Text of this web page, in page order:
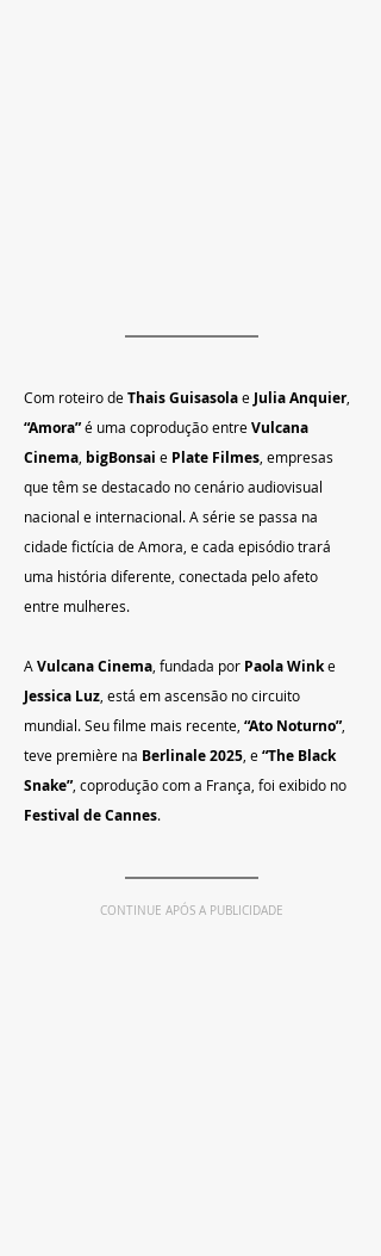
Com roteiro de Thais Guisasola e Julia Anquier,
“Amora” é uma coprodução entre Vulcana
Cinema bigBonsai e Plate Filmes , empresas
que têm se destacado no cenário audiovisual
nacional e internacional. A série se passa na
cidade fictícia de Amora, e cada episódio trará
uma história diferente, conectada pelo afeto
entre mulheres.
A Vulcana Cinema , fundada por Paola Wink e
Jessica Luz , está em ascensão no circuito
mundial. Seu filme mais recente, “Ato Noturno”
teve première na Berlinale 2025 , e “The Black
Snake” , coprodução com a França, foi exibido no
Festival de Cannes.
CONTINUE APÓS A PUBLICIDADE